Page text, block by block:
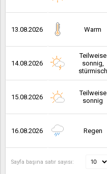
13.08.2026 Warm
14.08.2026
Teilweise
sonnig,
stürmisch
15.08.2026
Teilweise
sonnig
16.08.2026 Regen
Sayfa başına satır sayısı: